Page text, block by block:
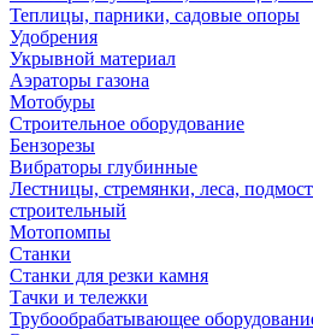
Теплицы, парники, садовые опоры
Удобрения
Укрывной материал
Аэраторы газона
Мотобуры
Строительное оборудование
Бензорезы
Вибраторы глубинные
Лестницы, стремянки, леса,
строительный
Мотопомпы
Станки
Станки для резки камня
Тачки и тележки
Трубообрабатывающее